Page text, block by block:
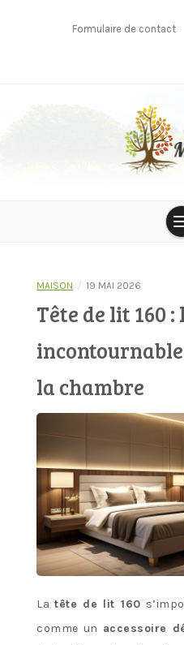
Formulaire de contact
MAISON / 19 MAI 2026
Tête de lit 160 :
la chambre
Latête de lit 160
comme un accessoire